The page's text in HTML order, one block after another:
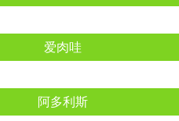
爱肉哇
阿多利斯